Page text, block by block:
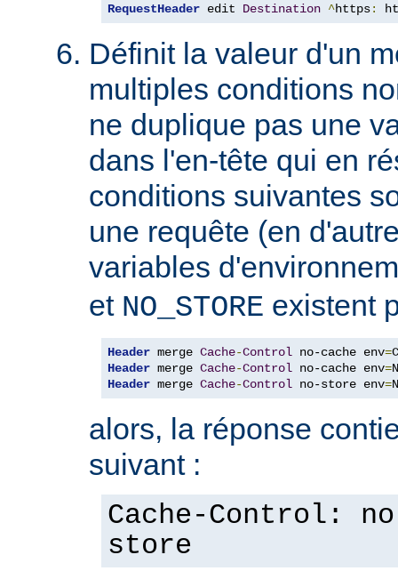
RequestHeader edit Destination ^https:
Définit la valeur d'un
multiples conditions
ne duplique pas une
dans l'en-tête qui en
conditions suivantes
une requête (en
variables
et NO_STORE existent
Header merge Cache-Control no-cache env=
Header merge Cache-Control no-cache env=
Header merge Cache-Control no-store env=
alors, la réponse
suivant :
Cache-Control:
store